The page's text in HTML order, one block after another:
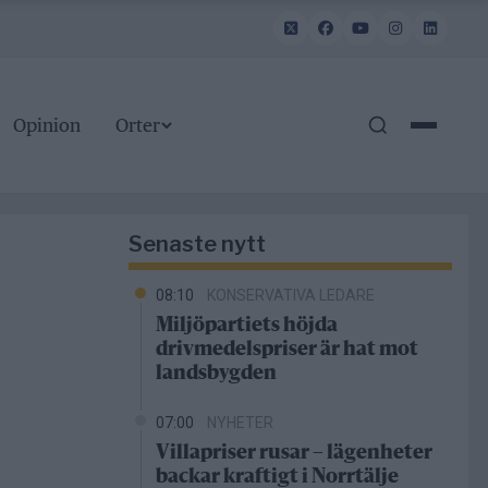
Opinion Orter
Senaste nytt
08:10 KONSERVATIVA LEDARE
Miljöpartiets höjda
drivmedelspriser är hat mot
landsbygden
07:00 NYHETER
Villapriser rusar – lägenheter
backar kraftigt i Norrtälje